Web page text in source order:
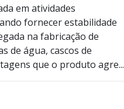
em atividades
fornecer estabilidade
na fabricação de
de água, cascos de
que o produto agre...